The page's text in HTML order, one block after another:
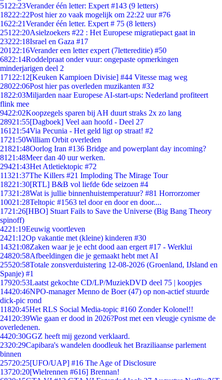
51 22:23Verander één letter: Expert #143 (9 letters)
18222:22Post hier zo vaak mogelijk om 22:22 uur #76
1622:21Verander één letter. Expert # 75 (8 letters)
251 22:20Asielzoekers #22 : Het Europese migratiepact gaat in
23222:18Israel en Gaza #17
201 22:16Verander een letter expert (7lettereditie) #50
6822:14Roddelpraat onder vuur: ongepaste opmerkingen
minderjarigen deel 2
171 22:12[Keuken Kampioen Divisie] #44 Vitesse mag weg
28022:06Post hier pas overleden muzikanten #32
1822:03Miljarden naar Europese AI-start-ups: Nederland profiteert
flink mee
9422:02Koopzegels sparen bij AH duurt straks 2x zo lang
28921:55[Dagboek] Veel aan hoofd - Deel 27
161 21:54Via Pecunia - Het geld ligt op straat! #2
1721:50William Orbit overleden
21821:48Oorlog Iran #136 Bridge and powerplant day incoming?
81 21:48Meer dan 40 uur werken.
29421:43Het Atletiektopic #72
11321:37The Killers #21 Imploding The Mirage Tour
18221:30[RTL] B&B vol liefde 6de seizoen #4
17321:28Wat is jullie binnenhuistemperatuur? #81 Horrorzomer
10021:28Teltopic #1563 tel door en door en door....
1721:26[HBO] Stuart Fails to Save the Universe (Big Bang Theory
spinoff)
4221:19Eeuwig voortleven
2421:12Op vakantie met (kleine) kinderen #30
14321:08Zaken waar je je echt dood aan ergert #17 - Werklui
24820:58Afbeeldingen die je gemaakt hebt met AI
25520:58Totale zonsverduistering 12-08-2026 (Groenland, IJsland en
Spanje) #1
17920:53Laatst gekochte CD/LP/MuziekDVD deel 75 | koopjes
14420:46NPO-manager Menno de Boer (47) op non-actief stuurde
dick-pic rond
11820:45Het RLS Social Media-topic #160 Zonder Kolonel!!
241 20:39Wie gaan er dood in 2026?Post met een vleugje cynisme de
overledenen.
4420:30GGZ heeft mij gezond verklaard.
2320:29Capibara's wandelen doodleuk het Braziliaanse parlement
binnen
25720:25[UFO/UAP] #16 The Age of Disclosure
13720:20[Wielrennen #616] Brennan!